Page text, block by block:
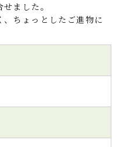
ました。
ちょっとしたご進物に